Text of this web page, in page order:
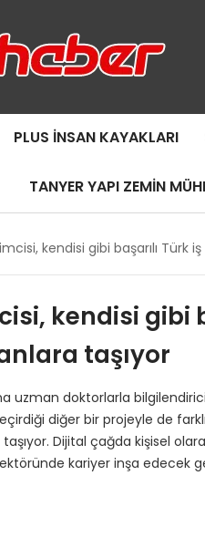
PLUS İNSAN KAYAKLARI
TANYER YAPI ZEMIN
kendisi gibi başarılı Türk
kendisi gibi
taşıyor
uzman doktorlarla
diğer bir projeyle de
Dijital çağda kişisel
kariyer inşa edecek